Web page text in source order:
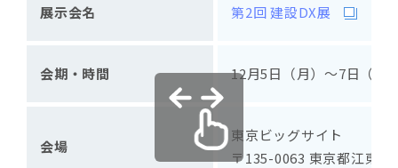
展示会名 第2回 建設DX展
会期・時間 12月5日（月）～7日（水
会場
東京ビッグサイト
〒135-0063 東京都江東